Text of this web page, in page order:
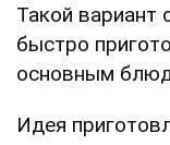
Такой вариант
быстро
основным
Идея